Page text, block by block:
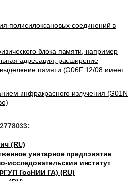
блока памяти, например
адресация, расширение
выделение памяти (G06F 12/08 имеет
инфракрасного излучения (G01N
(RU)
унитарное предприятие
исследовательский институт
ГосНИИ ГА) (RU)